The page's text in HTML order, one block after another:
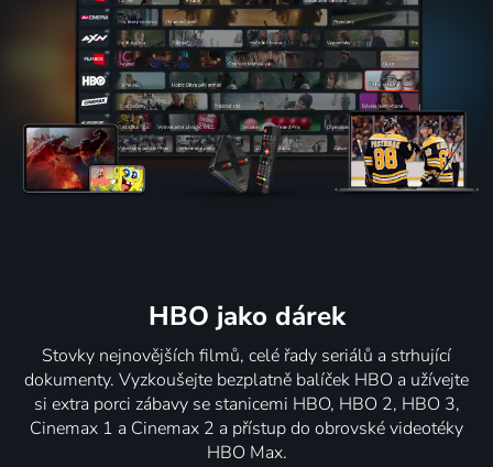
HBO jako dárek
Stovky nejnovějších filmů, celé řady seriálů a strhující
dokumenty. Vyzkoušejte bezplatně balíček HBO a užívejte
si extra porci zábavy se stanicemi HBO, HBO 2, HBO 3,
Cinemax 1 a Cinemax 2 a přístup do obrovské videotéky
HBO Max.